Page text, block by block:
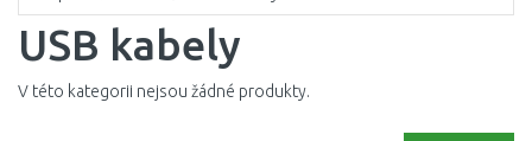
USB kabely
V této kategorii nejsou žádné produkty.